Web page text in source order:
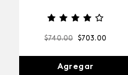
$740.00 $703.00
Agregar